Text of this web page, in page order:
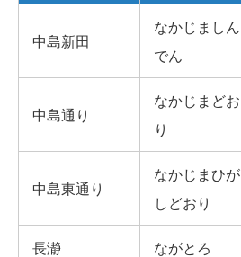
中島新田
なかじましん
でん
中島通り
なかじまどお
り
中島東通り
なかじまひが
しどおり
長瀞 ながとろ